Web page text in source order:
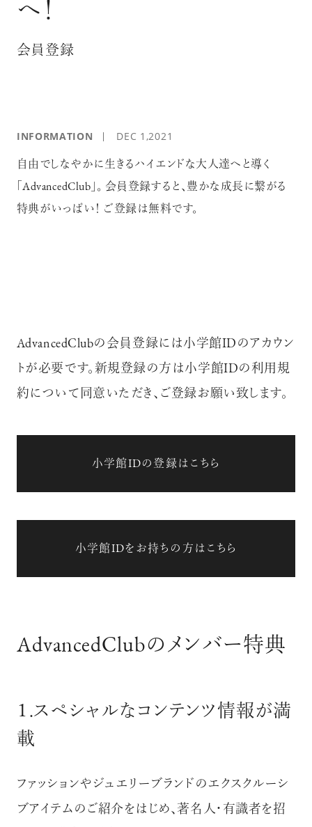
へ！
会員登録
INFORMATION DEC 1,2021
自由でしなやかに生きるハイエンドな大人達へと導く
「AdvancedClub」。 会員登録すると、豊かな成長に繋がる
特典がいっぱい！ ご登録は無料です。
AdvancedClubの会員登録には小学館IDのアカウン
トが必要です。新規登録の方は小学館IDの利用規
約について同意いただき、ご登録お願い致します。
小学館IDの登録はこちら
小学館IDをお持ちの方はこちら
AdvancedClubのメンバー特典
１.スペシャルなコンテンツ情報が満
載
ファッションやジュエリーブランドのエクスクルーシ
ブアイテムのご紹介をはじめ、著名人・有識者を招